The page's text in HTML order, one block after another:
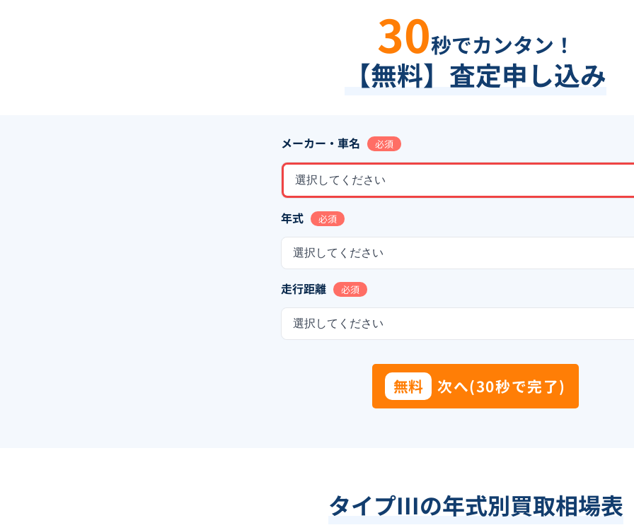
30秒でカンタン！
【無料】査定申し込み
メーカー・車名 必須
選択してください
年式 必須
選択してください
走行距離 必須
選択してください
無料 次へ(30秒で完了)
タイプIIIの年式別買取相場表